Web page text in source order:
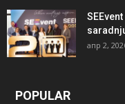
апр 2,
POPULAR